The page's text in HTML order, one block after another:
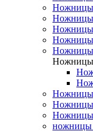
Ножницы
Ножницы
Ножницы
Ножницы
Ножницы
Ножницы
Ножницы
Ножницы